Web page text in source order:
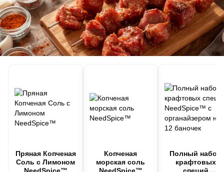
Пряная Копченая
Соль с Лимоном
Копченая
морская соль
Полный набор
крафтовых